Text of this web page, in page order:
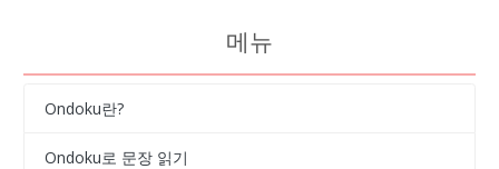
메뉴
Ondoku란?
Ondoku로 문장 읽기